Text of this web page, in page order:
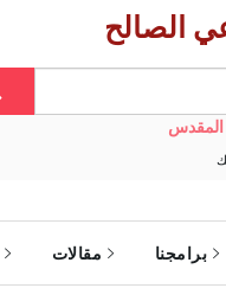
الصالح
برامجنا مقالات